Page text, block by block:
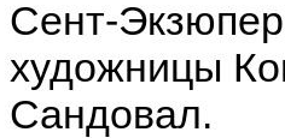
Сент-
художницы
Сандовал.